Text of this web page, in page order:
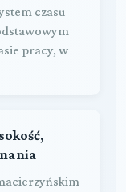
czasu
pracy, w